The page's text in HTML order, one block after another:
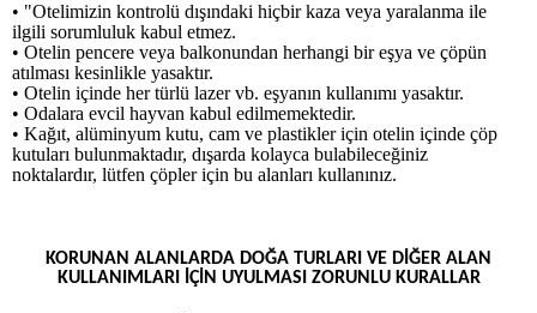
• "Otelimizin kontrolü dışındaki hiçbir kaza veya yaralanma ile
ilgili sorumluluk kabul etmez.
• Otelin pencere veya balkonundan herhangi bir eşya ve çöpün
atılması kesinlikle yasaktır.
• Otelin içinde her türlü lazer vb. eşyanın kullanımı yasaktır.
• Odalara evcil hayvan kabul edilmemektedir.
• Kağıt, alüminyum kutu, cam ve plastikler için otelin içinde çöp
kutuları bulunmaktadır, dışarda kolayca bulabileceğiniz
noktalardır, lütfen çöpler için bu alanları kullanınız.
KORUNAN ALANLARDA DOĞA TURLARI VE DİĞER ALAN
KULLANIMLARI İÇİN UYULMASI ZORUNLU KURALLAR